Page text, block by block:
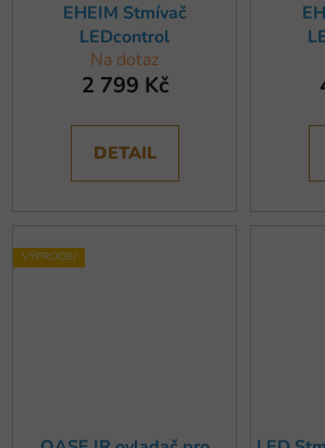
EHEIM Stmívač
LEDcontrol
Na dotaz
2 799 Kč
DETAIL
VÝPRODEJ